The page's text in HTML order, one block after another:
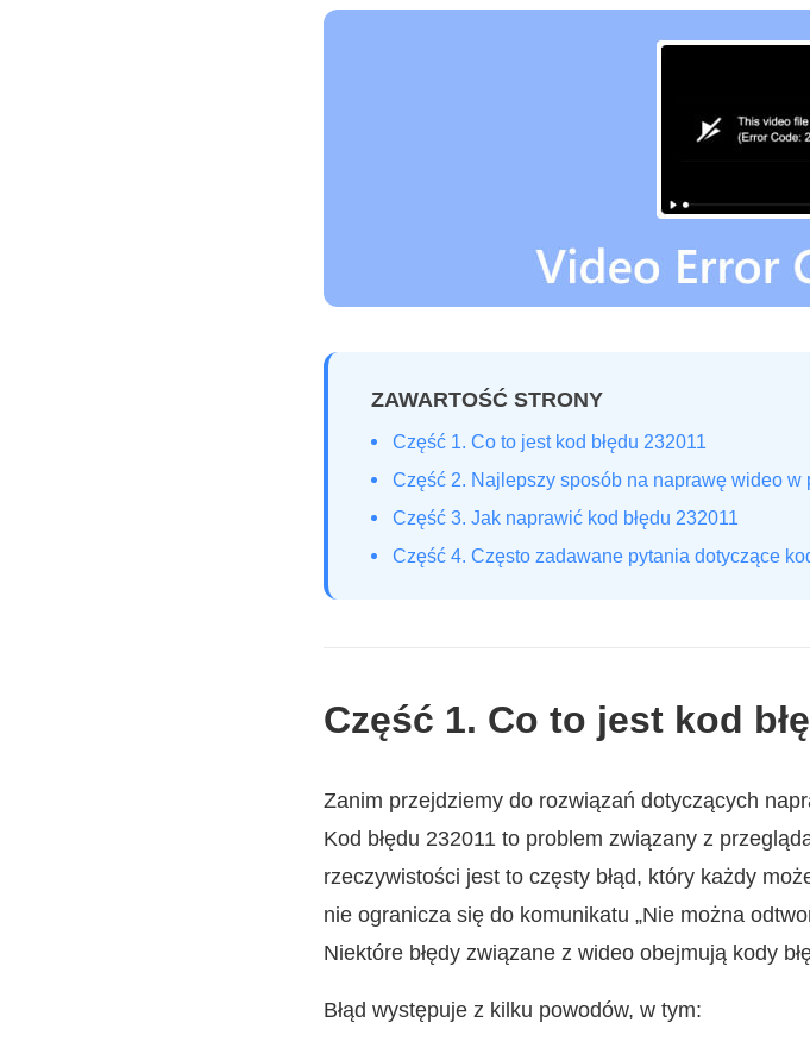
ZAWARTOŚĆ STRONY
Część 1. Co to jest kod błędu 232011
Część 2. Najlepszy sposób na naprawę wideo w
Część 3. Jak naprawić kod błędu 232011
Część 4. Często zadawane pytania dotyczące
Część 1. Co to jest kod
Zanim przejdziemy do rozwiązań dotyczących
Kod błędu 232011 to problem związany z
rzeczywistości jest to częsty błąd, który każdy
nie ogranicza się do komunikatu „Nie można
Niektóre błędy związane z wideo obejmują kody
Błąd występuje z kilku powodów, w tym: